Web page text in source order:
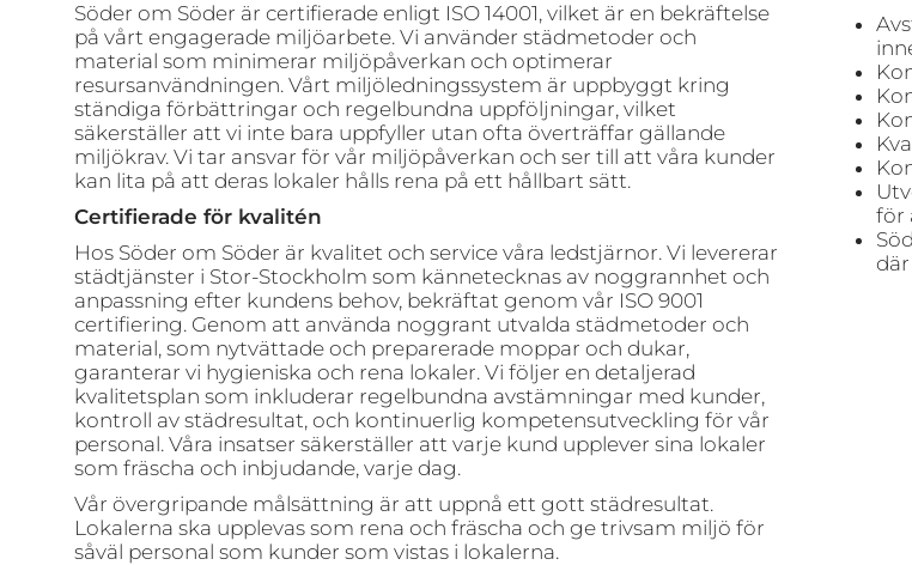
Söder om Söder är certifierade enligt ISO 14001, vilket är en bekräftelse
på vårt engagerade miljöarbete. Vi använder städmetoder och
material som minimerar miljöpåverkan och optimerar
resursanvändningen. Vårt miljöledningssystem är uppbyggt kring
ständiga förbättringar och regelbundna uppföljningar, vilket
säkerställer att vi inte bara uppfyller utan ofta överträffar gällande
miljökrav. Vi tar ansvar för vår miljöpåverkan och ser till att våra kunder
kan lita på att deras lokaler hålls rena på ett hållbart sätt.
Certifierade för kvalitén
Hos Söder om Söder är kvalitet och service våra ledstjärnor. Vi levererar
städtjänster i Stor-Stockholm som kännetecknas av noggrannhet och
anpassning efter kundens behov, bekräftat genom vår ISO 9001
certifiering. Genom att använda noggrant utvalda städmetoder och
material, som nytvättade och preparerade moppar och dukar,
garanterar vi hygieniska och rena lokaler. Vi följer en detaljerad
kvalitetsplan som inkluderar regelbundna avstämningar med kunder,
kontroll av städresultat, och kontinuerlig kompetensutveckling för vår
personal. Våra insatser säkerställer att varje kund upplever sina lokaler
som fräscha och inbjudande, varje dag.
Vår övergripande målsättning är att uppnå ett gott städresultat.
Lokalerna ska upplevas som rena och fräscha och ge trivsam miljö för
såväl personal som kunder som vistas i lokalerna.
för